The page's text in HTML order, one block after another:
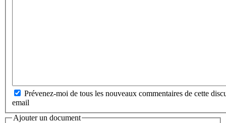
Prévenez-moi de tous les nouveaux commentaires de cette
email
Ajouter un document